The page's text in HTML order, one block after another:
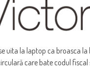
uita la laptop ca broasca
care bate codul